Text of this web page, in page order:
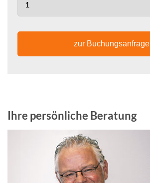
zur Buchungsanfrage
Ihre persönliche Beratung